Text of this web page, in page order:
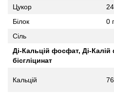
Цукор
Білок
0 г
Сіль
Ді-Кальцій фосфат, Ді-
бісгліцинат
Кальцій